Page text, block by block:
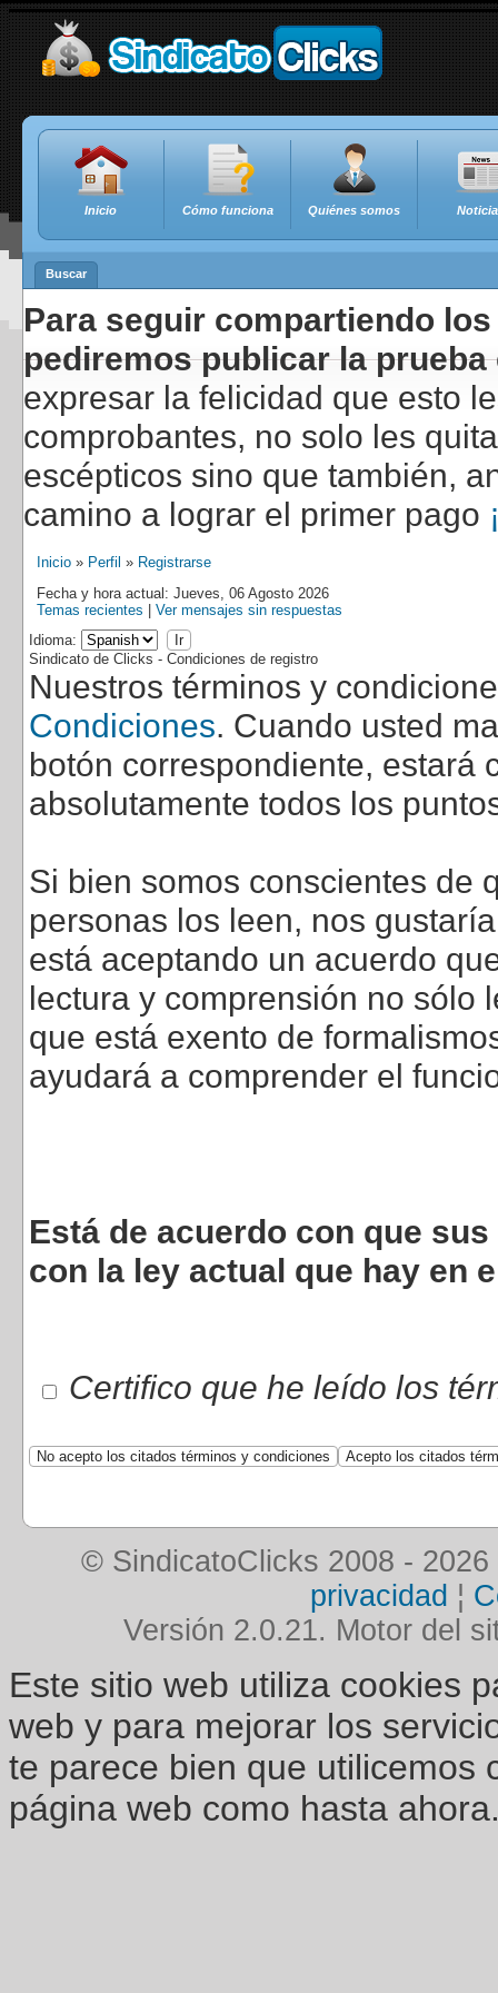
Inicio Cómo funciona Quiénes somos
Buscar
Para seguir compartiendo
pediremos publicar la
expresar la felicidad que esto
comprobantes, no solo les
escépticos sino que también,
camino a lograr el primer pago
Inicio » Perfil » Registrarse
Fecha y hora actual: Jueves, 06 Agosto 2026
Temas recientes
Ver mensajes sin respuestas
Idioma:
Sindicato de Clicks - Condiciones de registro
Nuestros términos y
Condiciones. Cuando usted
botón correspondiente, estará
absolutamente todos los
Si bien somos conscientes de
personas los leen, nos
está aceptando un acuerdo
lectura y comprensión no sólo
que está exento de
ayudará a comprender el
Está de acuerdo con que
con la ley actual que hay en
Certifico que he leído los
© SindicatoClicks 2008 - 2026
privacidad ¦
Versión 2.0.21. Motor del
Este sitio web utiliza cookies
web y para mejorar los
te parece bien que utilicemos
página web como hasta